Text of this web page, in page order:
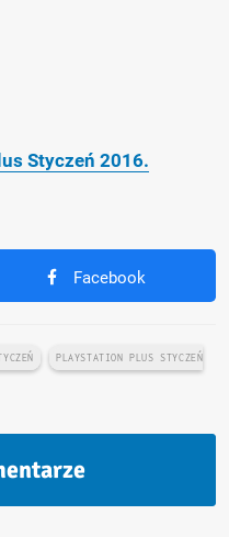
Styczeń 2016.
Facebook
PLAYSTATION PLUS STYCZEŃ